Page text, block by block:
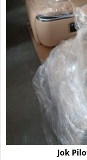
Jok